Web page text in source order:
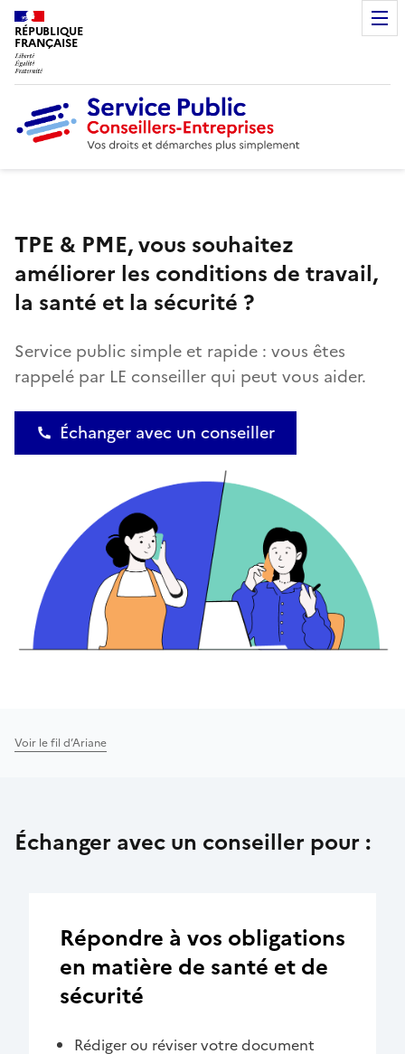
RÉPUBLIQUE
FRANÇAISE
TPE & PME, vous souhaitez
améliorer les conditions de travail,
la santé et la sécurité ?
Service public simple et rapide : vous êtes
rappelé par LE conseiller qui peut vous aider.
Échanger avec un conseiller
Voir le fil d’Ariane
Échanger avec un conseiller pour :
Répondre à vos obligations
en matière de santé et de
sécurité
Rédiger ou réviser votre document